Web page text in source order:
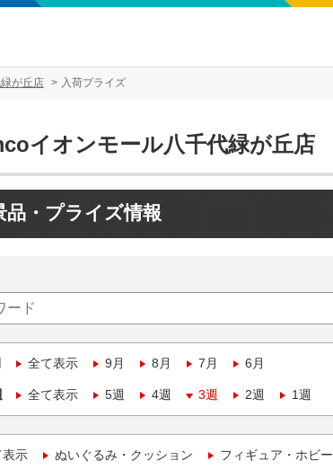
が丘店 入荷プライズ
イオンモール八千代緑が丘店
品・プライズ情報
全て表示 9月 8月 7月 6月
全て表示 5週 4週 3週 2週 1週
表示 ぬいぐるみ・クッション フィギュア・ホビー